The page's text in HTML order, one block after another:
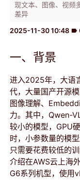
现文本、图像、视频
差异
2025-11-30 10:48 label
一、背景
进入2025年，大语
代，大量国产开源
图像理解、
力。其中，Qwen-
较小的模型，GPU
时，小参数量的模
只需要花费较低的
介绍在AWS云上海
G6系列机型，使用